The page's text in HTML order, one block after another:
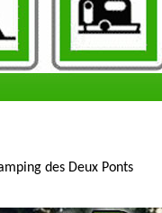
des Deux Ponts